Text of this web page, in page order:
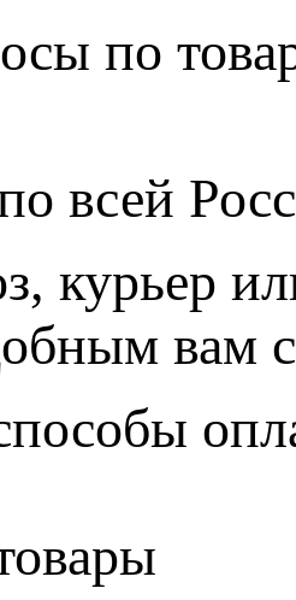
по
всей
курьер
вам